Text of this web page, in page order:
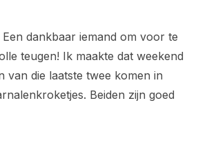
dankbaar iemand om voor te
teugen! Ik maakte dat weekend
van die laatste twee komen in
Beiden zijn goed